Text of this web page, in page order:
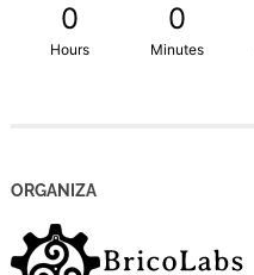
0
Hours
0
Minutes
ORGANIZA